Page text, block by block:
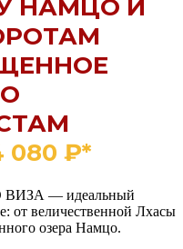
НАМЦО И
080 ₽*
ВИЗА — идеальный
от величественной Лхасы
озера Намцо.